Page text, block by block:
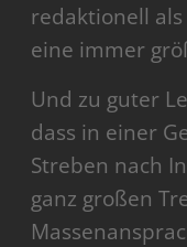
redaktionell
eine immer
Und zu guter
dass in einer
Streben nach
ganz großen